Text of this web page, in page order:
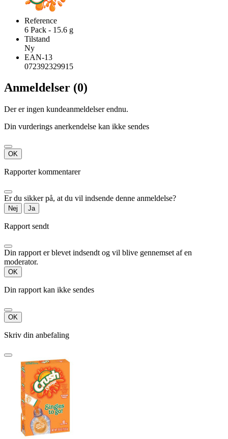
Reference
6 Pack - 15.6 g
Tilstand
Ny
EAN-13
072392329915
Anmeldelser (0)
Der er ingen kundeanmeldelser endnu.
Din vurderings anerkendelse kan ikke sendes
OK
Rapporter kommentarer
Er du sikker på, at du vil indsende denne anmeldelse?
Nej Ja
Rapport sendt
Din rapport er blevet indsendt og vil blive gennemset af en
moderator.
OK
Din rapport kan ikke sendes
OK
Skriv din anbefaling